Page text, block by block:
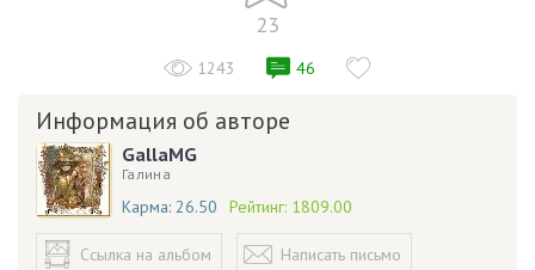
23
1243 46
Информация об авторе
GallaMG
Галина
Карма: 26.50 Рейтинг: 1809.00
Ссылка на альбом Написать письмо